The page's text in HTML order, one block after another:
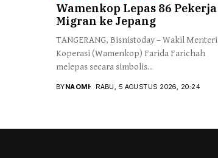
Wamenkop Lepas 86 Pekerja
Migran ke Jepang
TANGERANG, Bisnistoday – Wakil Menteri
Koperasi (Wamenkop) Farida Farichah
melepas secara simbolis...
BYNAOMI RABU, 5 AGUSTUS 2026, 20:24